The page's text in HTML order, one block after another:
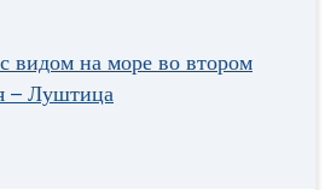
видом на море во втором
– Луштица